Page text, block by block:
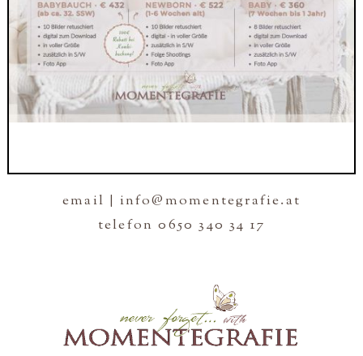
email | info@momentegrafie.at
telefon 0650 340 34 17